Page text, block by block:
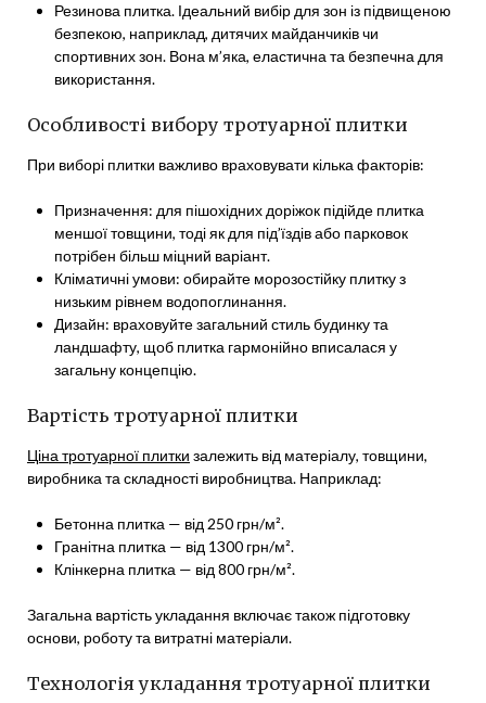
Резинова плитка. Ідеальний вибір для зон із підвищеною
безпекою, наприклад, дитячих майданчиків чи
спортивних зон. Вона м’яка, еластична та безпечна для
використання.
Особливості вибору тротуарної плитки
При виборі плитки важливо враховувати кілька факторів:
Призначення: для пішохідних доріжок підійде плитка
меншої товщини, тоді як для під’їздів або парковок
потрібен більш міцний варіант.
Кліматичні умови: обирайте морозостійку плитку з
низьким рівнем водопоглинання.
Дизайн: враховуйте загальний стиль будинку та
ландшафту, щоб плитка гармонійно вписалася у
загальну концепцію.
Вартість тротуарної плитки
Ціна тротуарної плитки залежить від матеріалу, товщини,
виробника та складності виробництва. Наприклад:
Бетонна плитка — від 250 грн/м².
Гранітна плитка — від 1300 грн/м².
Клінкерна плитка — від 800 грн/м².
Загальна вартість укладання включає також підготовку
основи, роботу та витратні матеріали.
Технологія укладання тротуарної плитки